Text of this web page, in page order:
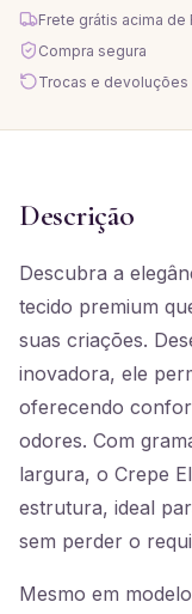
Frete grátis acima de
Compra segura
Trocas e devoluções
Descrição
Descubra a
tecido premium
suas criações.
inovadora, ele
oferecendo
odores. Com
largura, o Crepe
estrutura, ideal
sem perder o
Mesmo em